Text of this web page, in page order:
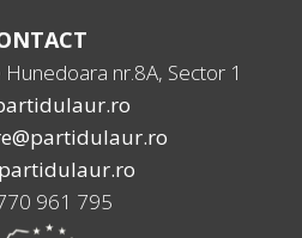
nr.8A, Sector 1
961 795